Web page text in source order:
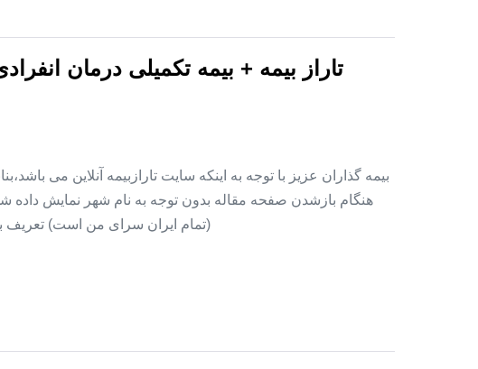
تاراز بیمه + بیمه تکمیلی درمان
بیمه گذاران عزیز با توجه به اینکه سایت تارازبیمه آنلاین می
هنگام بازشدن صفحه مقاله بدون توجه به نام شهر نمایش داده
(تمام ایران سرای من است) تعریف